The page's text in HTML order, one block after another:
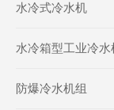
水冷式冷水机
水冷箱型工业冷水
防爆冷水机组